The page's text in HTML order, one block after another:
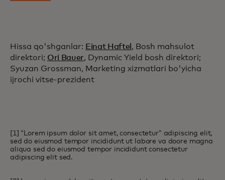
Hissa qo'shganlar: Einat Haftel , Bosh mahsulot
direktori; Ori Bauer, Dynamic Yield bosh direktori;
Syuzan Grossman, Marketing xizmatlari bo'yicha
ijrochi vitse-prezident
[1] “Lorem ipsum dolor sit amet, consectetur” adipiscing elit,
sed do eiusmod tempor incididunt ut labore va doore magna
aliqua sed do eiusmod tempor incididunt consectetur
adipiscing elit sed.